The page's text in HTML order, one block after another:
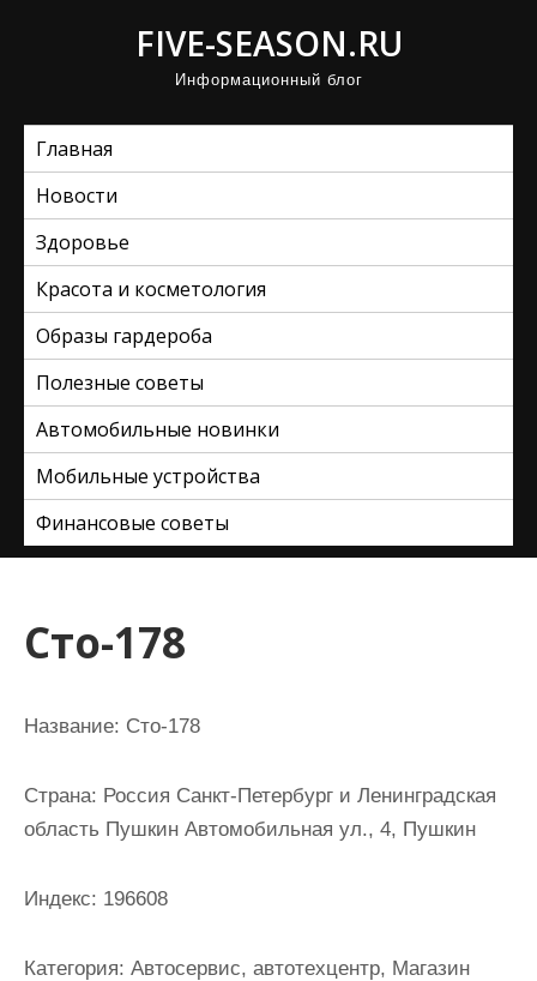
и
FIVE-SEASON.RU
Информационный блог
Главная
Новости
Здоровье
Красота и косметология
Образы гардероба
Полезные советы
Автомобильные новинки
Мобильные устройства
Финансовые советы
Сто-178
Название: Сто-178
Страна: Россия Санкт-Петербург и Ленинградская
область Пушкин Автомобильная ул., 4, Пушкин
Индекс: 196608
Категория: Автосервис, автотехцентр, Магазин